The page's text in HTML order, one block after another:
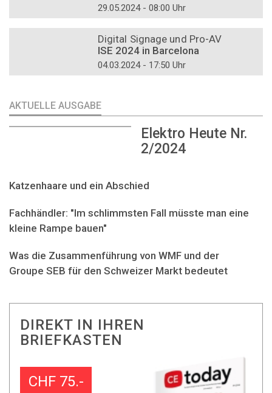
29.05.2024 - 08:00 Uhr
Digital Signage und Pro-AV
ISE 2024 in Barcelona
04.03.2024 - 17:50 Uhr
AKTUELLE AUSGABE
Elektro Heute Nr.
2/2024
Katzenhaare und ein Abschied
Fachhändler: "Im schlimmsten Fall müsste man eine
kleine Rampe bauen"
Was die Zusammenführung von WMF und der
Groupe SEB für den Schweizer Markt bedeutet
DIREKT IN IHREN
BRIEFKASTEN
CHF 75.-